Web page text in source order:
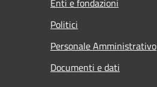
Politici
Personale Amministrativo
Documenti e dati